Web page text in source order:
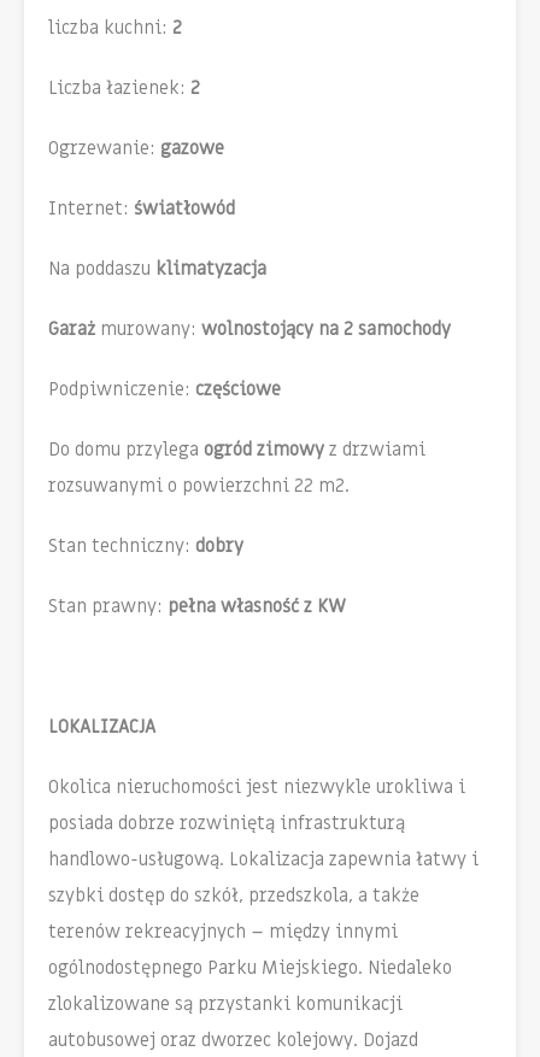
liczba kuchni: 2
Liczba łazienek: 2
Ogrzewanie: gazowe
Internet: światłowód
Na poddaszu klimatyzacja
Garaż murowany: wolnostojący na 2 samochody
Podpiwniczenie: częściowe
Do domu przylega ogród zimowy z drzwiami
rozsuwanymi o powierzchni 22 m2.
Stan techniczny: dobry
Stan prawny: pełna własność z KW
LOKALIZACJA
Okolica nieruchomości jest niezwykle urokliwa i
posiada dobrze rozwiniętą infrastrukturą
handlowo-usługową. Lokalizacja zapewnia łatwy i
szybki dostęp do szkół, przedszkola, a także
terenów rekreacyjnych – między innymi
ogólnodostępnego Parku Miejskiego. Niedaleko
zlokalizowane są przystanki komunikacji
autobusowej oraz dworzec kolejowy. Dojazd